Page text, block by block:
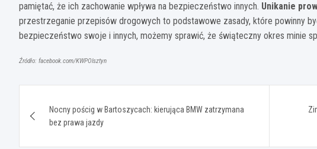
pamiętać, że ich zachowanie wpływa na bezpieczeństwo innych. Unikanie
przestrzeganie przepisów drogowych to podstawowe zasady, które powinny
bezpieczeństwo swoje i innych, możemy sprawić, że świąteczny okres minie
Źródło: facebook.com/KWPOlsztyn
wpisuNocny pościg w Bartoszycach: kierująca BMW zatrzymana
bez prawa jazdy